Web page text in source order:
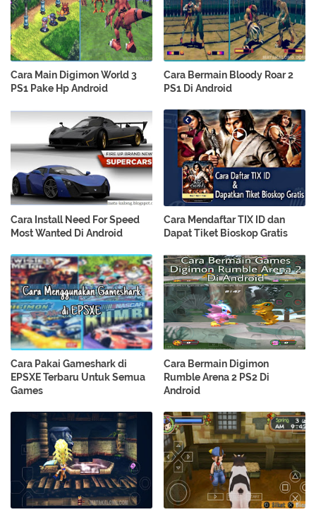
Cara Main Digimon World 3
PS1 Pake Hp Android
Cara Bermain Bloody Roar 2
PS1 Di Android
Cara Install Need For Speed
Most Wanted Di Android
Cara Mendaftar TIX ID dan
Dapat Tiket Bioskop Gratis
Cara Pakai Gameshark di
EPSXE Terbaru Untuk Semua
Games
Cara Bermain Digimon
Rumble Arena 2 PS2 Di
Android